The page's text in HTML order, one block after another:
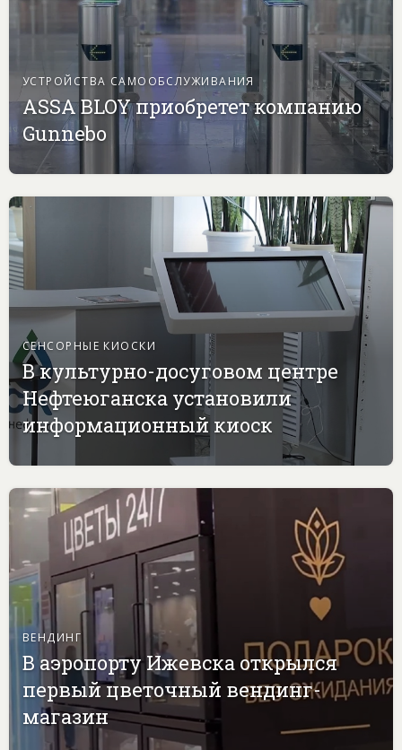
УСТРОЙСТВА САМООБСЛУЖИВАНИЯ
ASSA BLOY приобретет компанию
Gunnebo
СЕНСОРНЫЕ КИОСКИ
В культурно-досуговом центре
Нефтеюганска установили
информационный киоск
ВЕНДИНГ
В аэропорту Ижевска открылся
первый цветочный вендинг-
магазин